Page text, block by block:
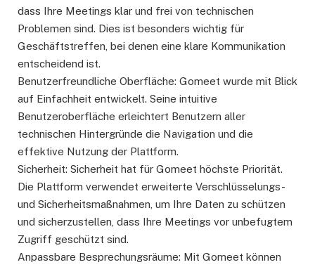
dass Ihre Meetings klar und frei von technischen
Problemen sind. Dies ist besonders wichtig für
Geschäftstreffen, bei denen eine klare Kommunikation
entscheidend ist.
Benutzerfreundliche Oberfläche: Gomeet wurde mit Blick
auf Einfachheit entwickelt. Seine intuitive
Benutzeroberfläche erleichtert Benutzern aller
technischen Hintergründe die Navigation und die
effektive Nutzung der Plattform.
Sicherheit: Sicherheit hat für Gomeet höchste Priorität.
Die Plattform verwendet erweiterte Verschlüsselungs-
und Sicherheitsmaßnahmen, um Ihre Daten zu schützen
und sicherzustellen, dass Ihre Meetings vor unbefugtem
Zugriff geschützt sind.
Anpassbare Besprechungsräume: Mit Gomeet können